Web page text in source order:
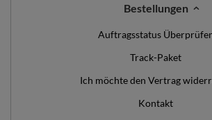
Bestellungen
Auftragsstatus
Track-Paket
Ich möchte den Vertrag
Kontakt